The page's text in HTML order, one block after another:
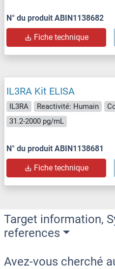
N° du produit ABIN1138682
Fiche technique
IL3RA Kit ELISA
IL3RA Reactivité: Humain
31.2-2000 pg/mL
N° du produit ABIN1138681
Fiche technique
Target information,
references
Avez-vous cherché